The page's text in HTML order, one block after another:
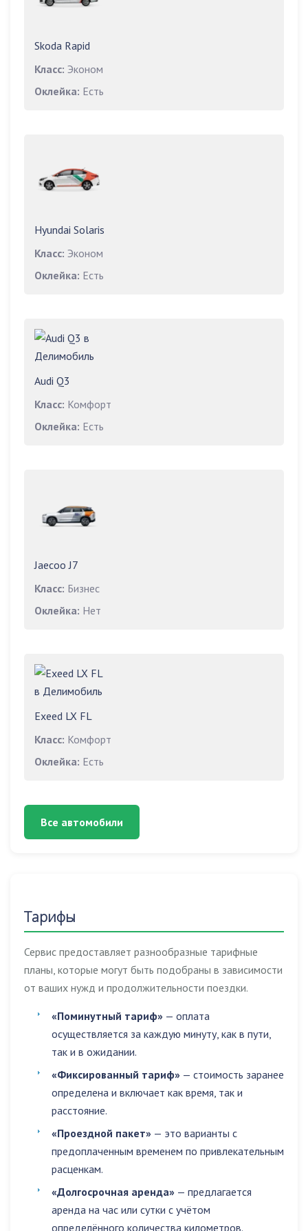
Skoda Rapid
Класс: Эконом
Оклейка: Есть
Hyundai Solaris
Класс: Эконом
Оклейка: Есть
Audi Q3
Класс: Комфорт
Оклейка: Есть
Jaecoo J7
Класс: Бизнес
Оклейка: Нет
Exeed LX FL
Класс: Комфорт
Оклейка: Есть
Все автомобили
Тарифы
Сервис предоставляет разнообразные тарифные
планы, которые могут быть подобраны в зависимости
от ваших нужд и продолжительности поездки.
«Поминутный тариф» — оплата
осуществляется за каждую минуту, как в пути,
так и в ожидании.
«Фиксированный тариф» — стоимость заранее
определена и включает как время, так и
расстояние.
«Проездной пакет» — это варианты с
предоплаченным временем по привлекательным
расценкам.
«Долгосрочная аренда» — предлагается
аренда на час или сутки с учётом
определённого количества километров.